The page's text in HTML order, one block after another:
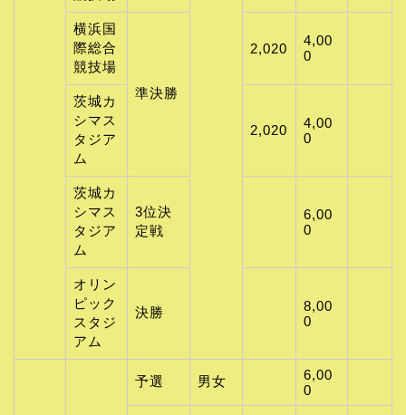
横浜国
際総合
競技場
準決勝
2,020
4,00
0
茨城カ
シマス
タジア
ム
2,020
4,00
0
茨城カ
シマス
タジア
ム
3位決
定戦
6,00
0
オリン
ピック
スタジ
アム
決勝
8,00
0
予選 男女
6,00
0